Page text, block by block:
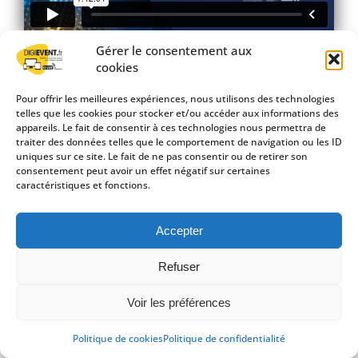
Gérer le consentement aux
cookies
Pour offrir les meilleures expériences, nous utilisons des technologies
telles que les cookies pour stocker et/ou accéder aux informations des
appareils. Le fait de consentir à ces technologies nous permettra de
traiter des données telles que le comportement de navigation ou les ID
uniques sur ce site. Le fait de ne pas consentir ou de retirer son
consentement peut avoir un effet négatif sur certaines
caractéristiques et fonctions.
Accepter
Refuser
Voir les préférences
Politique de cookiesPolitique de confidentialité
Download the press kit
Veuillez sélectionner un formulaire valide
©2020-2026DigiEvent Groupe Créa-SUD Communication